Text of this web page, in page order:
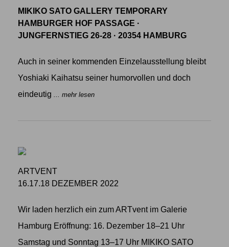
MIKIKO SATO GALLERY TEMPORARY
HAMBURGER HOF PASSAGE ·
JUNGFERNSTIEG 26-28 · 20354 HAMBURG
Auch in seiner kommenden Einzelausstellung bleibt
Yoshiaki Kaihatsu seiner humorvollen und doch
eindeutig
... mehr lesen
ARTVENT
16.17.18 DEZEMBER 2022
Wir laden herzlich ein zum ARTvent im Galerie
Hamburg Eröffnung: 16. Dezember 18–21 Uhr
Samstag und Sonntag 13–17 Uhr MIKIKO SATO